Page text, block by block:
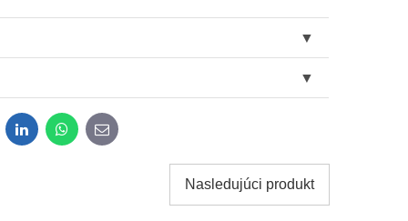
LinkedInWhatsApp
E-
mail
Nasledujúci produkt